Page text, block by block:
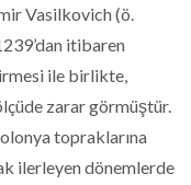
Vasilkovich (ö.
itibaren
ile birlikte,
zarar görmüştür.
topraklarına
ilerleyen dönemlerde